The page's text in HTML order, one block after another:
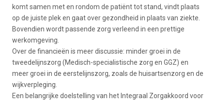
komt samen met en rondom de patiënt tot stand, vindt plaats
op de juiste plek en gaat over gezondheid in plaats van ziekte.
Bovendien wordt passende zorg verleend in een prettige
werkomgeving.
Over de financieën is meer discussie: minder groei in de
tweedelijnszorg (Medisch-specialistische zorg en GGZ) en
meer groei in de eerstelijnszorg, zoals de huisartsenzorg en de
wijkverpleging.
Een belangrijke doelstelling van het Integraal Zorgakkoord voor